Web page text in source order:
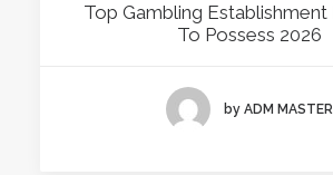
Top Gambling Establishment
To Possess 2026
by ADM MASTER